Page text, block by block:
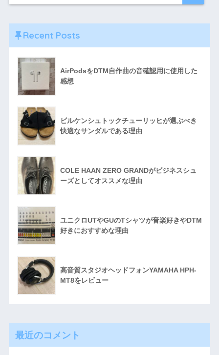
Recent Posts
AirPodsをDTM自作曲の音確認用に使用した
感想
ビルケンシュトックチューリッヒが選ぶべき
快適なサンダルである理由
COLE HAAN ZERO GRANDがビジネスシュ
ーズとしてオススメな理由
ユニクロUTやGUのTシャツが音楽好きやDTM
好きにおすすめな理由
高音質スタジオヘッドフォンYAMAHA HPH-
MT8をレビュー
最近のコメント